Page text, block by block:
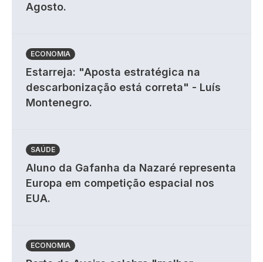
Agosto.
ECONOMIA
Estarreja: "Aposta estratégica na
descarbonização está correta" - Luís
Montenegro.
SAÚDE
Aluno da Gafanha da Nazaré representa
Europa em competição espacial nos
EUA.
ECONOMIA